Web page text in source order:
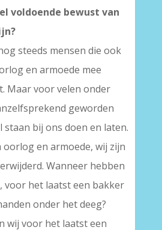
voldoende bewust van
steeds mensen die ook
en armoede mee
Maar voor velen onder
geworden
staan bij ons doen en laten.
oorlog en armoede, wij zijn
Wanneer hebben
voor het laatst een bakker
onder het deeg?
wij voor het laatst een